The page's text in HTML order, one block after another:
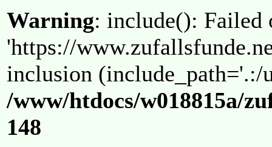
Warning: include(): Failed
'https://
inclusion (include_path='.:/
/www/htdocs/w018815a/
148